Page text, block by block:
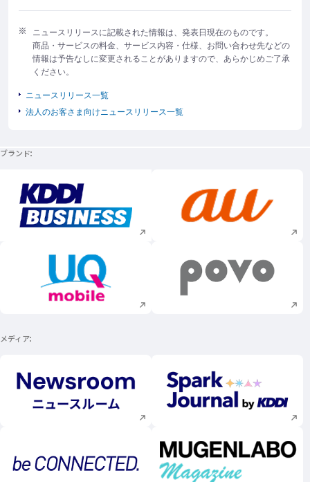
ニュースリリースに記載された情報は、発表日現在のものです。
商品・サービスの料金、サービス内容・仕様、お問い合わせ先などの
情報は予告なしに変更されることがありますので、あらかじめご了承
ください。
ニュースリリース一覧
法人のお客さま向けニュースリリース一覧
ブランド
新規ウィンドウで開く 新規ウィンドウで
新規ウィンドウで開く 新規ウィンドウで
メディア
新規ウィンドウで開く 新規ウィンドウで
新規ウィンドウで開く 新規ウィンドウで